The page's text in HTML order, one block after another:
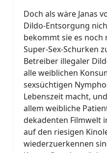
Doch als wäre Janas
Dildo-Entsorgung
bekommt sie es noch
Super-Sex-Schurken
Betreiber illegaler
alle weiblichen
sexsüchtigen
Lebenszeit macht,
allem weibliche
dekadenten Filmwelt
auf den riesigen
wiederzuerkennen